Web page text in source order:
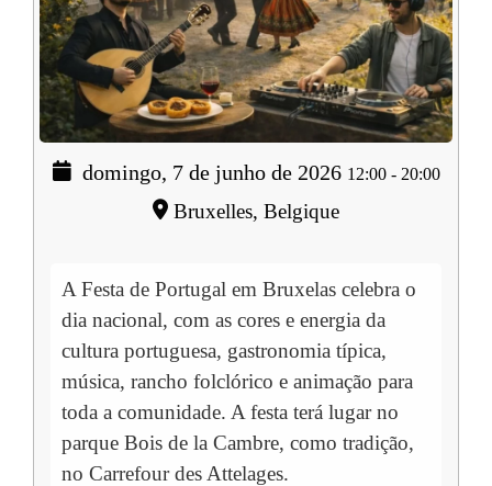
domingo, 7 de junho de 2026 12:00- 20:00
Bruxelles, Belgique
A Festa de Portugal em Bruxelas celebra o
dia nacional, com as cores e energia da
cultura portuguesa, gastronomia típica,
música, rancho folclórico e animação para
toda a comunidade. A festa terá lugar no
parque Bois de la Cambre, como tradição,
no Carrefour des Attelages.